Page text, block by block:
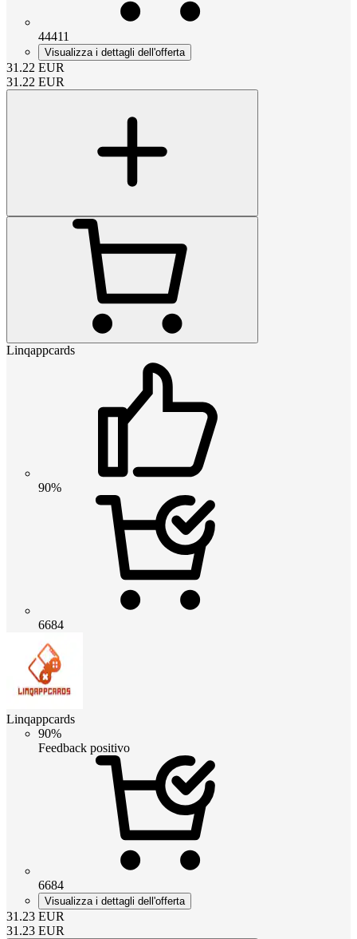
44411
Visualizza i dettagli dell'offerta
31.22 EUR
31.22 EUR
Linqappcards
90%
6684
Linqappcards
90%
Feedback positivo
6684
Visualizza i dettagli dell'offerta
31.23 EUR
31.23 EUR